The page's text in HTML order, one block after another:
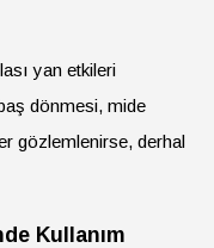
yan etkileri
dönmesi, mide
gözlemlenirse, derhal
Kullanım